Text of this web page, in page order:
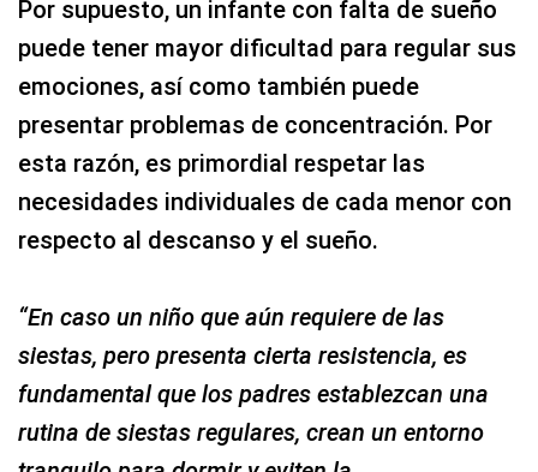
Por supuesto, un infante con falta de sueño
puede tener mayor dificultad para regular sus
emociones, así como también puede
presentar problemas de concentración. Por
esta razón, es primordial respetar las
necesidades individuales de cada menor con
respecto al descanso y el sueño.
“En caso un niño que aún requiere de las
siestas, pero presenta cierta resistencia, es
fundamental que los padres establezcan una
rutina de siestas regulares, crean un entorno